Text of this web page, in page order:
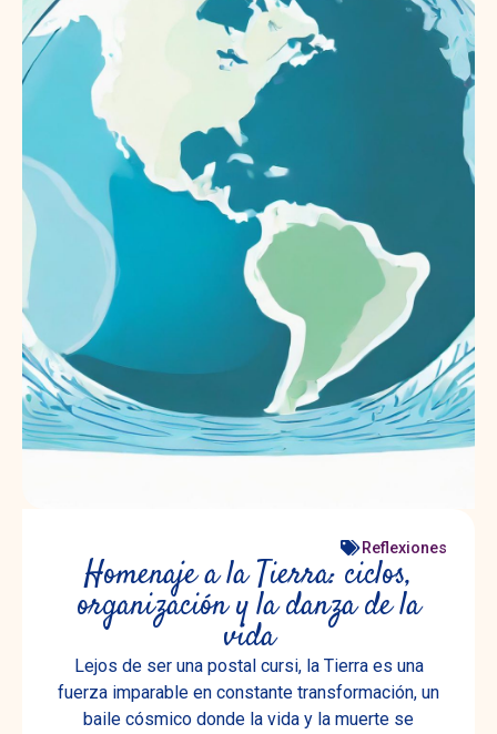
Reflexiones
Homenaje a la Tierra: ciclos,
organización y la danza de la
vida
Lejos de ser una postal cursi, la Tierra es una
fuerza imparable en constante transformación, un
baile cósmico donde la vida y la muerte se